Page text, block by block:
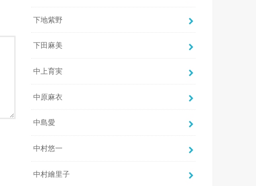
下地紫野
下田麻美
中上育実
中原麻衣
中島愛
中村悠一
中村繪里子